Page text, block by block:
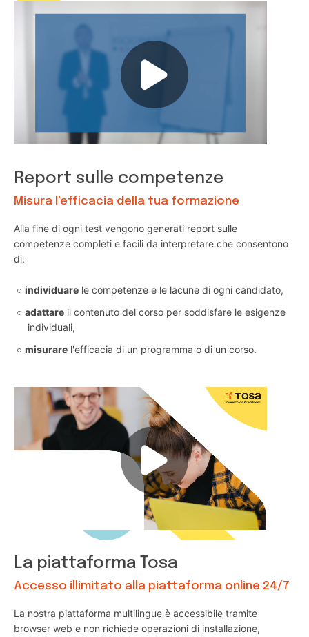
Report sulle competenze
Misura l'efficacia della tua formazione
Alla fine di ogni test vengono generati report sulle
competenze completi e facili da interpretare che consentono
di:
individuare le competenze e le lacune di ogni candidato,
adattare il contenuto del corso per soddisfare le esigenze
individuali,
misurare l'efficacia di un programma o di un corso.
La piattaforma Tosa
Accesso illimitato alla piattaforma online 24/7
La nostra piattaforma multilingue è accessibile tramite
browser web e non richiede operazioni di installazione,